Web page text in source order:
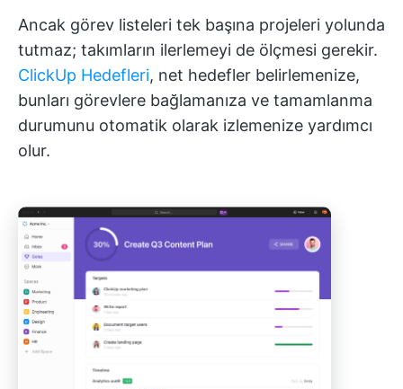
Ancak görev listeleri tek başına projeleri yolunda
tutmaz; takımların ilerlemeyi de ölçmesi gerekir.
ClickUp Hedefleri, net hedefler belirlemenize,
bunları görevlere bağlamanıza ve tamamlanma
durumunu otomatik olarak izlemenize yardımcı
olur.